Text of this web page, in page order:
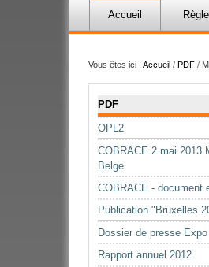
Accueil
Vous êtes ici : Accueil / PDF /
PDF
OPL2
COBRACE 2 mai 2013
Belge
COBRACE - document
Publication "Bruxelles
Dossier de presse
Rapport annuel 2012